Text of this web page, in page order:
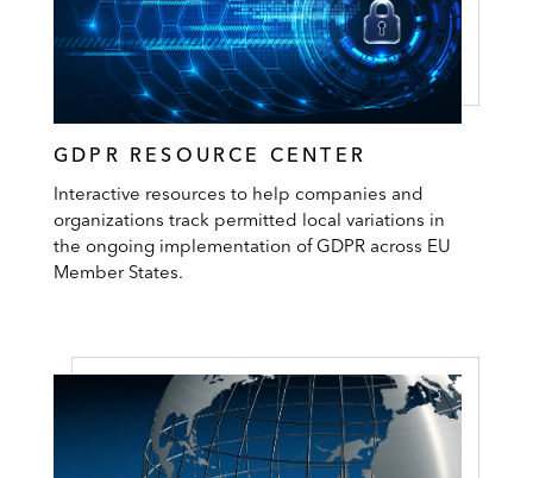
C
E
S
M
A
R
E
U
P
D
GDPR RESOURCE CENTER
Interactive resources to help companies and
organizations track permitted local variations in
the ongoing implementation of GDPR across EU
Member States.